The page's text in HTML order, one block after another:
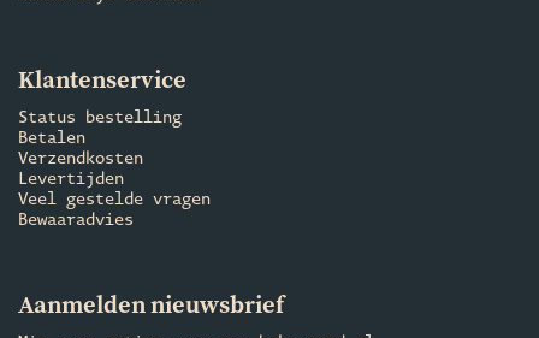
Klantenservice
Status bestelling
Betalen
Verzendkosten
Levertijden
Veel gestelde vragen
Bewaaradvies
Aanmelden nieuwsbrief